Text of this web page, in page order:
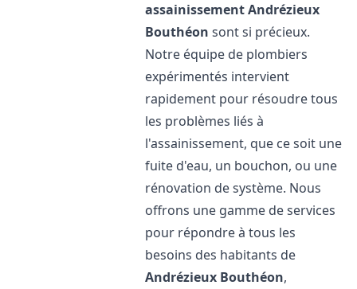
assainissementAndrézieux
Bouthéon sont si précieux.
Notre équipe de plombiers
expérimentés intervient
rapidement pour résoudre tous
les problèmes liés à
l'assainissement, que ce soit une
fuite d'eau, un bouchon, ou une
rénovation de système. Nous
offrons une gamme de services
pour répondre à tous les
besoins des habitants de
Andrézieux Bouthéon,